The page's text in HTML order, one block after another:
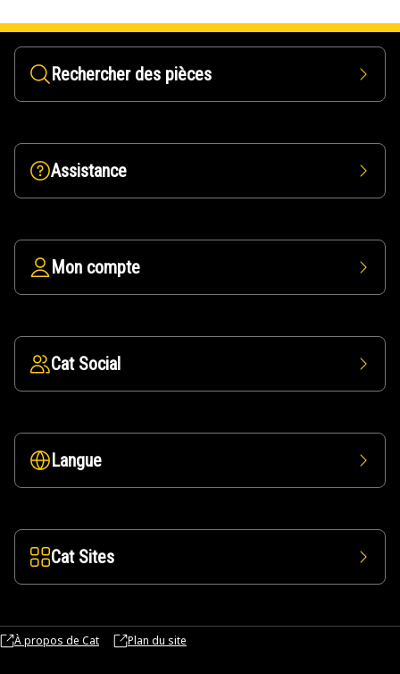
Rechercher des pièces
Assistance
Mon compte
Cat Social
Langue
Cat Sites
À propos de Cat Plan du site